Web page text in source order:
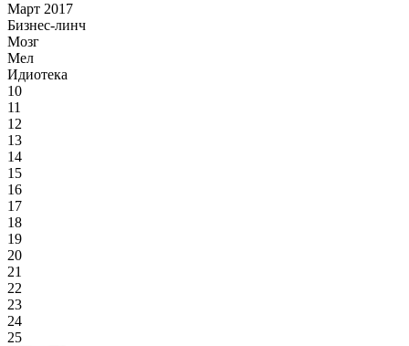
Март 2017
Бизнес-линч
Мозг
Мел
Идиотека
10
11
12
13
14
15
16
17
18
19
20
21
22
23
24
25